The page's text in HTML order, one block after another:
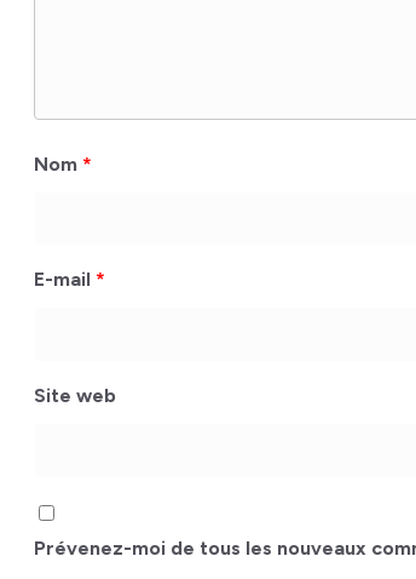
Nom *
E-mail *
Site web
Prévenez-moi de tous les nouveaux